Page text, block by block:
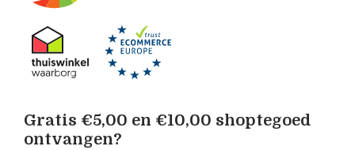
Gratis €5,00 en €10,00 shoptegoed
ontvangen?